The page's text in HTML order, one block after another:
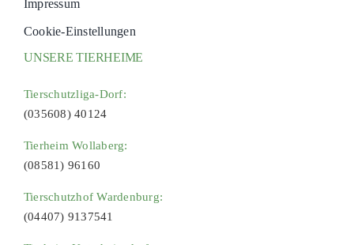
Impressum
Cookie-Einstellungen
UNSERE TIERHEIME
Tierschutzliga-Dorf:
(035608) 40124
Tierheim Wollaberg:
(08581) 96160
Tierschutzhof Wardenburg:
(04407) 9137541